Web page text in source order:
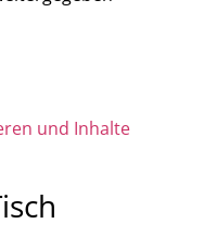
und Inhalte